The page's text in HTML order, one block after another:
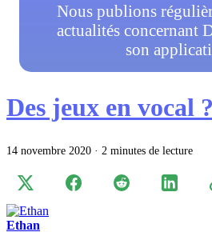
Nous publions
actualités concernant
son
Des jeux en vocal ?
14 novembre 2020 · 2 minutes de lecture
Ethan